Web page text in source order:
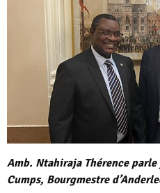
Amb. Ntahiraja Thérence
Cumps, Bourgmestre